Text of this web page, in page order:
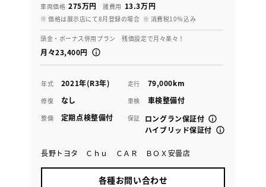
車両価格 275万円 諸費用 13.3万円
※ 価格は展示店にて8月登録の場合 ※ 消費税10％込み
頭金・ボーナス併用プラン 残価設定で月々楽々！
月々23,400円
年式 2021年(R3年) 走行 79,000km
修復 なし 車検 車検整備付
整備 定期点検整備付 保証
ロングラン保証付
ハイブリッド保証付
長野トヨタ Ｃｈｕ ＣＡＲ ＢＯＸ安曇店
各種お問い合わせ